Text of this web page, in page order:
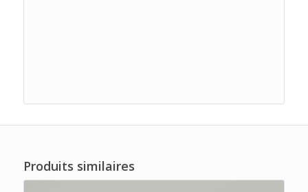
Produits similaires